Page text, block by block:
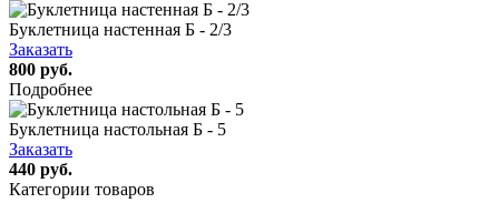
Буклетница настенная Б - 2/3
Заказать
800 руб.
Подробнее
Буклетница настольная Б - 5
Заказать
440 руб.
Категории товаров